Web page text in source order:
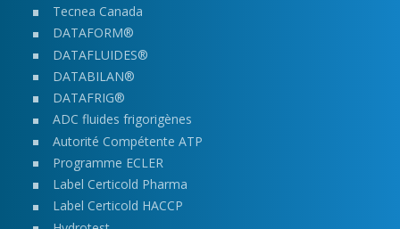
Tecnea Canada
DATAFORM®
DATAFLUIDES®
DATABILAN®
DATAFRIG®
ADC fluides frigorigènes
Autorité Compétente ATP
Programme ECLER
Label Certicold Pharma
Label Certicold HACCP